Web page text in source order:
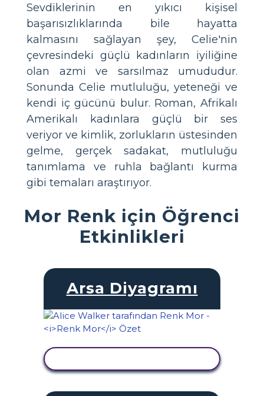
Sevdiklerinin en yıkıcı kişisel
başarısızlıklarında bile hayatta
kalmasını sağlayan şey, Celie'nin
çevresindeki güçlü kadınların iyiliğine
olan azmi ve sarsılmaz umududur.
Sonunda Celie mutluluğu, yeteneği ve
kendi iç gücünü bulur. Roman, Afrikalı
Amerikalı kadınlara güçlü bir ses
veriyor ve kimlik, zorlukların üstesinden
gelme, gerçek sadakat, mutluluğu
tanımlama ve ruhla bağlantı kurma
gibi temaları araştırıyor.
Mor Renk için Öğrenci
Etkinlikleri
Arsa Diyagramı